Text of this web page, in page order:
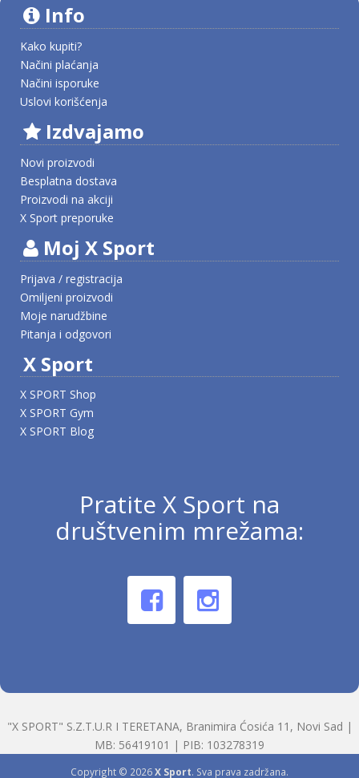
Info
Kako kupiti?
Načini plaćanja
Načini isporuke
Uslovi korišćenja
Izdvajamo
Novi proizvodi
Besplatna dostava
Proizvodi na akciji
X Sport preporuke
Moj X Sport
Prijava / registracija
Omiljeni proizvodi
Moje narudžbine
Pitanja i odgovori
X Sport
X SPORT Shop
X SPORT Gym
X SPORT Blog
Pratite X Sport na
društvenim mrežama:
"X SPORT" S.Z.T.U.R I TERETANA, Branimira Ćosića 11, Novi Sad |
MB: 56419101 | PIB: 103278319
Copyright © 2026X Sport. Sva prava zadržana.